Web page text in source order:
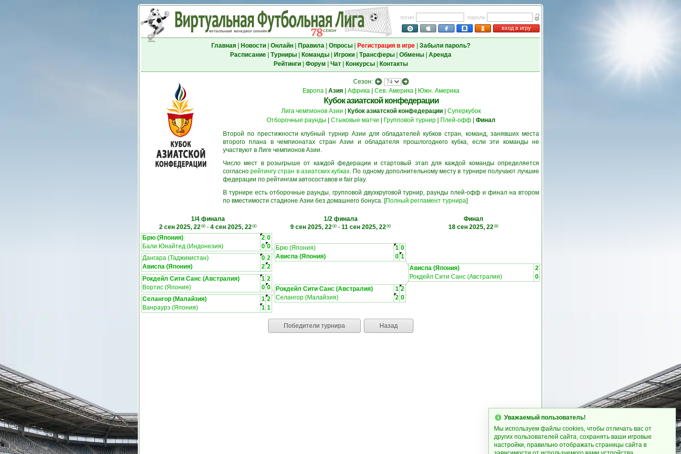
логин
пароль
вход в игру
Главная| Новости| Онлайн| Правила| Опросы| Регистрация в игре| Забыли пароль?
Расписание| Турниры| Команды| Игроки| Трансферы| Обмены| Аренда
Рейтинги| Форум Чат| Конкурсы| Контакты
Сезон:
Европа
Азия Африка Сев. Америка Южн. Америка
Кубок азиатской конфедерации
Лига чемпионов Азии Кубок азиатской конфедерации
Суперкубок
Отборочные раунды
Стыковые матчи Групповой турнир Плей-офф
Финал
Второй по престижности клубный турнир Азии для обладателей кубков стран, команд, занявших места
второго плана в чемпионатах стран Азии и обладателя прошлогоднего кубка, если эти команды не
участвуют в Лиге чемпионов Азии.
Число мест в розыгрыше от каждой федерации и стартовый этап для каждой команды определяется
согласнорейтингу стран в азиатских кубках. По одному дополнительному месту в турнире получают лучшие
федерации по рейтингам автосоставов и fair play.
В турнире есть отборочные раунды, групповой двухкруговой турнир, раунды плей-офф и финал на втором
по вместимости стадионе Азии без домашнего бонуса. [Полный регламент турнира]
1/4 финала
2 сен 2025, 2200- 4 сен 2025, 2200
1/2 финала
9 сен 2025, 2200- 11 сен 2025, 2200
Финал
18 сен 2025, 2200
Брю (Япония) 2 0
Бали Юнайтед (Индонезия)
0 0
Дангара (Таджикистан)
0 2
Ависпа (Япония)
2 2
Брю (Япония) 1 0
Ависпа (Япония)
0 1
Ависпа (Япония)
2
Рокдейл Сити Санс (Австралия)
0
Рокдейл Сити Санс (Австралия) 1 2
Вортис (Япония)
0 0
Селангор (Малайзия)
1 2
Ванраурэ (Япония)
1 1
Рокдейл Сити Санс (Австралия) 1 2
Селангор (Малайзия)
2 0
Победители турнира Назад
Уважаемый пользователь!
Мы используем файлы cookies, чтобы отличать вас от
других пользователей сайта, сохранять ваши игровые
настройки, правильно отображать страницы сайта в